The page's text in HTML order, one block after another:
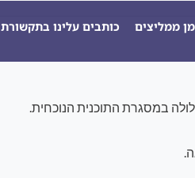
ממליצים כותבים עלינו בתקשורת